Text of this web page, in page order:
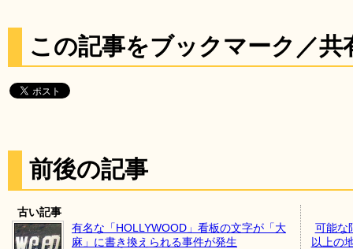
この記事をブックマーク／共
前後の記事
古い記事
有名な「HOLLYWOOD」看板の文字が「大
麻」に書き換えられる事件が発生
可能な
以上の